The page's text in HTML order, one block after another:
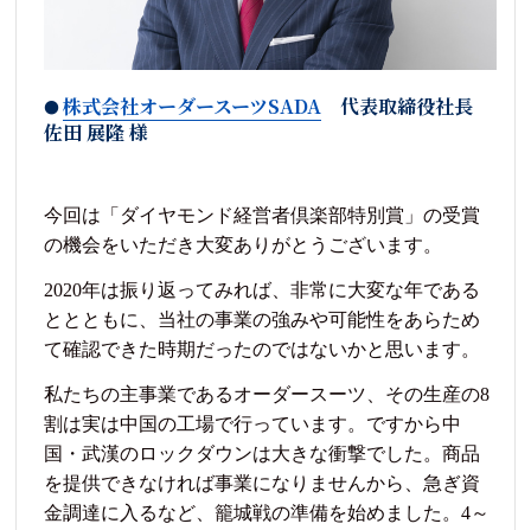
株式会社オーダースーツSADA 代表取締役社長
佐田 展隆 様
今回は「ダイヤモンド経営者倶楽部特別賞」の受賞
の機会をいただき大変ありがとうございます。
2020年は振り返ってみれば、非常に大変な年である
ととともに、当社の事業の強みや可能性をあらため
て確認できた時期だったのではないかと思います。
私たちの主事業であるオーダースーツ、その生産の8
割は実は中国の工場で行っています。ですから中
国・武漢のロックダウンは大きな衝撃でした。商品
を提供できなければ事業になりませんから、急ぎ資
金調達に入るなど、籠城戦の準備を始めました。4～